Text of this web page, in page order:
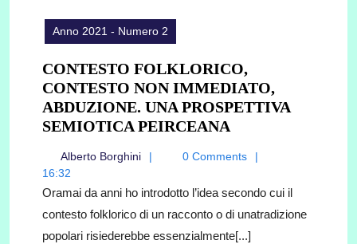
Anno 2021 - Numero 2
CONTESTO FOLKLORICO,
CONTESTO NON IMMEDIATO,
ABDUZIONE. UNA PROSPETTIVA
SEMIOTICA PEIRCEANA
CONTESTO
IMMEDIATO,
ABDUZIONE.
UNA
Alberto BorghiniAlberto
0 Comments
16:32
Oramai da anni ho introdotto l’idea secondo cui il
contesto folklorico di un racconto o di unatradizione
popolari risiederebbe essenzialmente[...]